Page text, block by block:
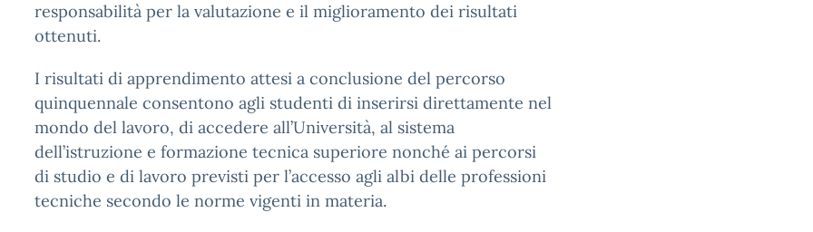
responsabilità per la valutazione e il miglioramento dei risultati
ottenuti.
I risultati di apprendimento attesi a conclusione del percorso
quinquennale consentono agli studenti di inserirsi direttamente nel
mondo del lavoro, di accedere all’Università, al sistema
dell’istruzione e formazione tecnica superiore nonché ai percorsi
di studio e di lavoro previsti per l’accesso agli albi delle professioni
tecniche secondo le norme vigenti in materia.